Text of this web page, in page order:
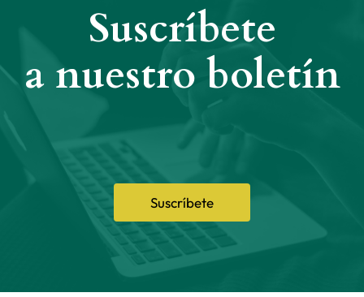
Suscríbete
Suscríbete
a nuestro boletín